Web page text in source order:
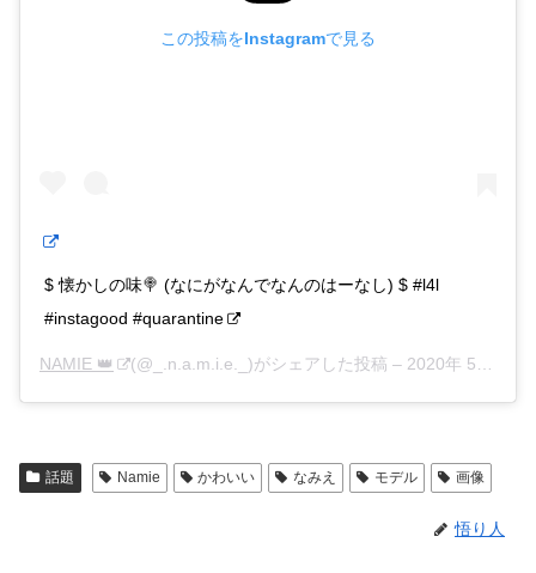
この投稿をInstagramで見る
$ 懐かしの味🍭 (なにがなんでなんのはーなし) $ #l4l
#instagood #quarantine
NAMIE 👑 (@_.n.a.m.i.e._)がシェアした投稿 – 2020年 5月月1日午前3時12分PDT
話題 Namie かわいい なみえ モデル 画像
悟り人